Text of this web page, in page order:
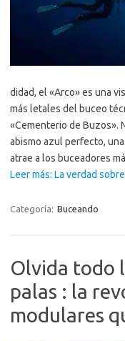
didad, el «Arco» es una
más letales del buceo
«Cementerio de Buzos».
abismo azul perfecto,
atrae a los buceadores
Leer más: La verdad
Categoría: Buceando
Olvida todo
palas : la
modulares